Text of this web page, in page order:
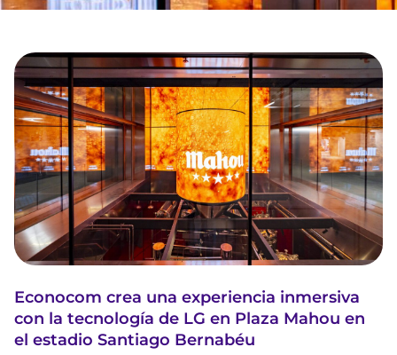
Econocom crea una experiencia inmersiva
con la tecnología de LG en Plaza Mahou en
el estadio Santiago Bernabéu